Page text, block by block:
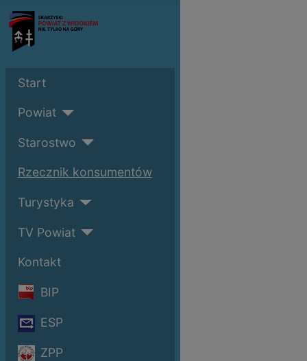
Start
Powiat
Starostwo
Rzecznik konsumentów
Turystyka
TV Powiat
Kontakt
BIP
ESP
ZPP